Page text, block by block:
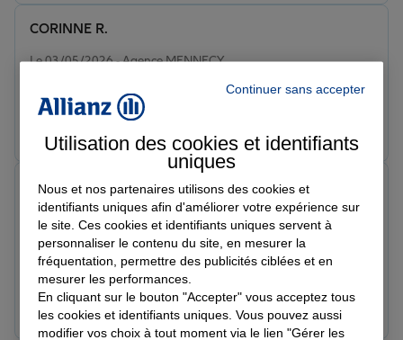
Le 03/05/2026 - Agence MENNECY
CORINNE R.
Prendre un RDV
Note de 5 sur 5
Le 11/04/2026 - Agence MENNECY
Très bonne expérience avec Allianz pour mon activité
VTC. Dossier accepté rapidement, conseiller
professionnel et à l’écoute. Les garanties sont
complètes et adaptées au transport de personnes. Bon
rapport qualité/prix. Je recommande.
Cynthia B.
Prendre un RDV Voir l'agence
Continuer sans accepter
Utilisation des cookies et identifiants
uniques
Nous et nos partenaires utilisons des cookies et
identifiants uniques afin d'améliorer votre expérience sur
le site. Ces cookies et identifiants uniques servent à
personnaliser le contenu du site, en mesurer la
fréquentation, permettre des publicités ciblées et en
mesurer les performances.
En cliquant sur le bouton "Accepter" vous acceptez tous
les cookies et identifiants uniques. Vous pouvez aussi
modifier vos choix à tout moment via le lien "Gérer les